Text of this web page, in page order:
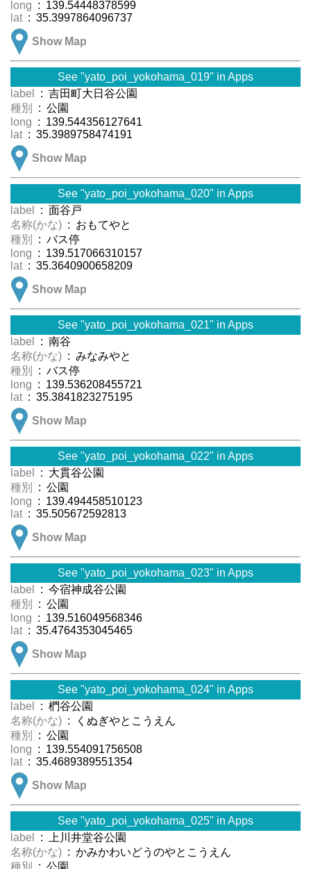
long : 139.54448378599
lat : 35.3997864096737
Show Map
See "yato_poi_yokohama_019" in Apps
label
: 吉田町大日谷公園
種別
: 公園
long : 139.544356127641
lat : 35.3989758474191
Show Map
See "yato_poi_yokohama_020" in Apps
label
: 面谷戸
名称(かな) : おもてやと
種別
: バス停
long : 139.517066310157
lat : 35.3640900658209
Show Map
See "yato_poi_yokohama_021" in Apps
label
: 南谷
名称(かな) : みなみやと
種別
: バス停
long : 139.536208455721
lat : 35.3841823275195
Show Map
See "yato_poi_yokohama_022" in Apps
label
: 大貫谷公園
種別
: 公園
long : 139.494458510123
lat : 35.505672592813
Show Map
See "yato_poi_yokohama_023" in Apps
label
: 今宿神成谷公園
種別
: 公園
long : 139.516049568346
lat : 35.4764353045465
Show Map
See "yato_poi_yokohama_024" in Apps
label
: 椚谷公園
名称(かな) : くぬぎやとこうえん
種別
: 公園
long : 139.554091756508
lat : 35.4689389551354
Show Map
See "yato_poi_yokohama_025" in Apps
label
: 上川井堂谷公園
名称(かな) : かみかわいどうのやとこうえん